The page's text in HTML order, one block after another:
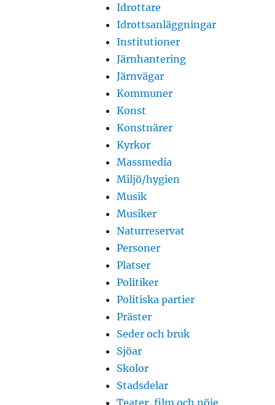
Idrottare
Idrottsanläggningar
Institutioner
Järnhantering
Järnvägar
Kommuner
Konst
Konstnärer
Kyrkor
Massmedia
Miljö/hygien
Musik
Musiker
Naturreservat
Personer
Platser
Politiker
Politiska partier
Präster
Seder och bruk
Sjöar
Skolor
Stadsdelar
Teater, film och nöje